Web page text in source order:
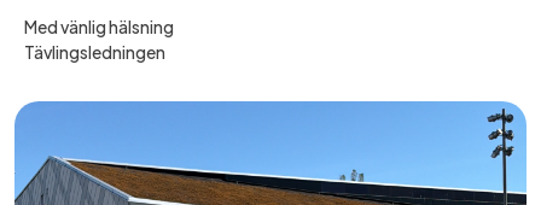
Med vänlig hälsning
Tävlingsledningen